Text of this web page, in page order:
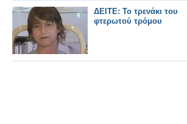
ΔΕΙΤΕ: Το τρενάκι του
φτερωτού τρόμου